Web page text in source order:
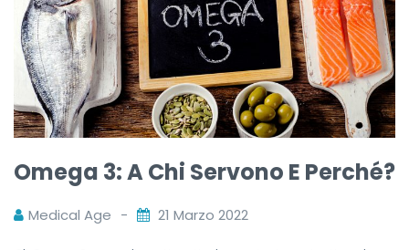
Omega 3: A Chi Servono E Perché?
Medical Age 21 Marzo 2022